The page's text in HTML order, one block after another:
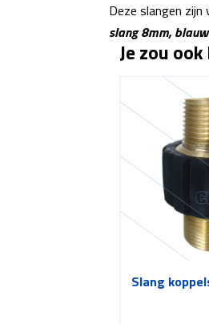
Deze slangen zijn
slang 8mm,
Je zou
Slang